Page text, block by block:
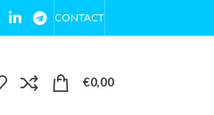
CONTACT
€0,00